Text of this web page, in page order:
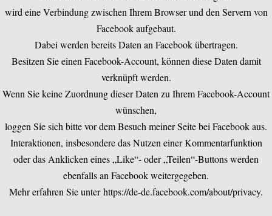
wird eine Verbindung zwischen Ihrem Browser und den Servern von
Facebook aufgebaut.
Dabei werden bereits Daten an Facebook übertragen.
Besitzen Sie einen Facebook-Account, können diese Daten damit
verknüpft werden.
Wenn Sie keine Zuordnung dieser Daten zu Ihrem Facebook-Account
wünschen,
loggen Sie sich bitte vor dem Besuch meiner Seite bei Facebook aus.
Interaktionen, insbesondere das Nutzen einer Kommentarfunktion
oder das Anklicken eines „Like“- oder „Teilen“-Buttons werden
ebenfalls an Facebook weitergegeben.
Mehr erfahren Sie unterhttps://de-de.facebook.com/about/privacy.